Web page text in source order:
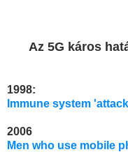
Az 5G káros
1998:
Immune system
2006
Men who use mobile